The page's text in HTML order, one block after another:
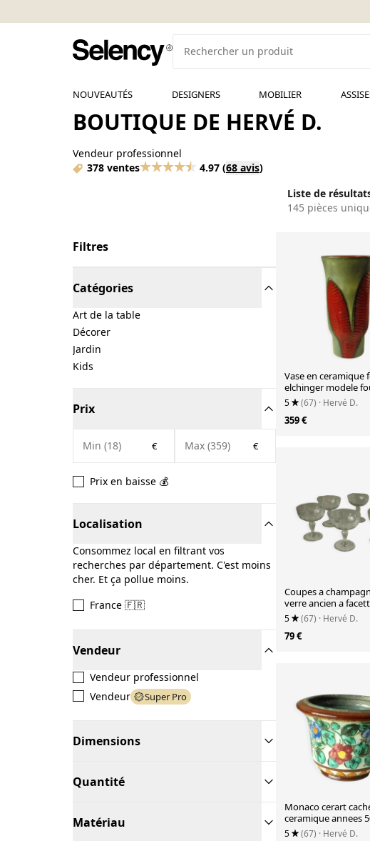
NOUVEAUTÉS DESIGNERS MOBILIER
BOUTIQUE DE HERVÉ D.
Vendeur professionnel
378 ventes
4.97 (68 avis)
Liste de
145 pièces
Filtres
Catégories
Art de la table
Décorer
Jardin
Kids
Prix
€ €
Prix en baisse 💰
Localisation
Consommez local en filtrant vos
recherches par département. C'est moins
cher. Et ça pollue moins.
France 🇫🇷
Vendeur
Vendeur professionnel
Vendeur
Super Pro
Dimensions
Quantité
Matériau
Vase en ceramique
elchinger modele
annees 1950
5 (67) · Hervé D.
359 €
Coupes a
verre ancien a
5 (67) · Hervé D.
79 €
Monaco cerart
ceramique annees
5 (67) · Hervé D.